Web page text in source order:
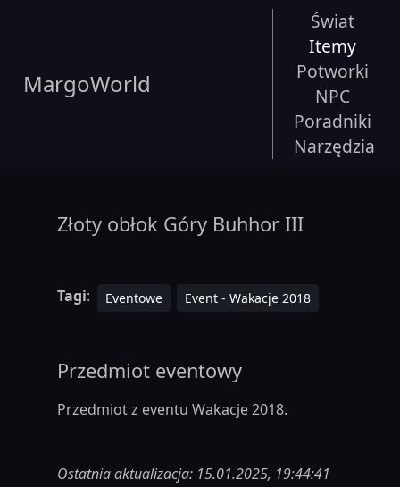
MargoWorld
Świat
Itemy
Potworki
NPC
Poradniki
Narzędzia
Złoty obłok Góry Buhhor III
Tagi: Eventowe Event - Wakacje 2018
Przedmiot eventowy
Przedmiot z eventu Wakacje 2018.
Ostatnia aktualizacja: 15.01.2025, 19:44:41